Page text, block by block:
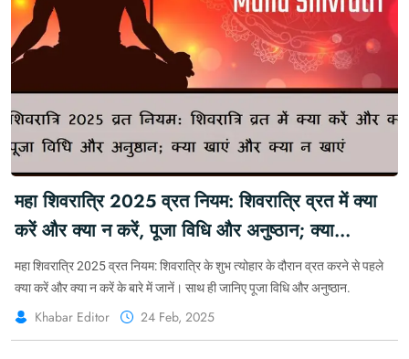
महा शिवरात्रि 2025 व्रत नियम: शिवरात्रि व्रत में क्या
करें और क्या न करें, पूजा विधि और अनुष्ठान; क्या
खाएं और क्या न खाएं #MahaShivratri #LordShiva
#MahaShivratri2025 #Shivratri
महा शिवरात्रि 2025 व्रत नियम: शिवरात्रि के शुभ त्योहार के दौरान व्रत करने से पहले
क्या करें और क्या न करें के बारे में जानें। साथ ही जानिए पूजा विधि और अनुष्ठान.
Khabar Editor 24 Feb, 2025